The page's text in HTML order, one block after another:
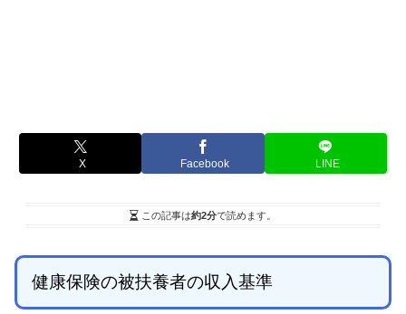
X Facebook LINE
この記事は約2分で読めます。
健康保険の被扶養者の収入基準